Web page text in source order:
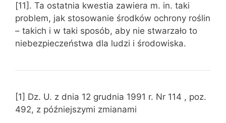
[11]. Ta ostatnia kwestia zawiera m. in. taki
problem, jak stosowanie środków ochrony roślin
– takich i w taki sposób, aby nie stwarzało to
niebezpieczeństwa dla ludzi i środowiska.
[1] Dz. U. z dnia 12 grudnia 1991 r. Nr 114 , poz.
492, z późniejszymi zmianami